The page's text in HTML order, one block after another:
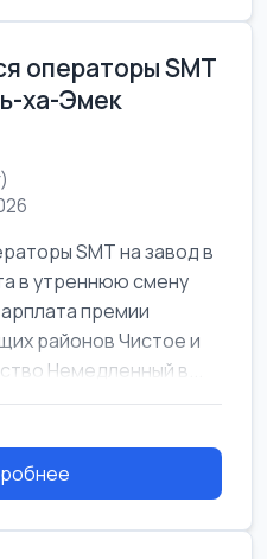
операторы SMT
ха-Эмек
SMT на завод в
в утреннюю смену
премии
районов Чистое и
Немедленный в...